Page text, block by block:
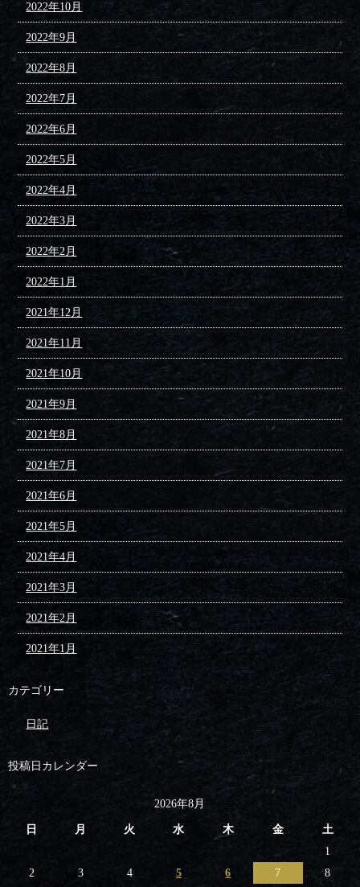
2022年10月
2022年9月
2022年8月
2022年7月
2022年6月
2022年5月
2022年4月
2022年3月
2022年2月
2022年1月
2021年12月
2021年11月
2021年10月
2021年9月
2021年8月
2021年7月
2021年6月
2021年5月
2021年4月
2021年3月
2021年2月
2021年1月
カテゴリー
日記
投稿日カレンダー
2026年8月
日 月 火 水 木 金
土
1
2
3 4 5 6 7 8